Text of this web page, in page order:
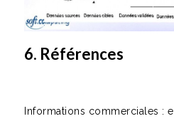
6. Références
Informations commerciales :